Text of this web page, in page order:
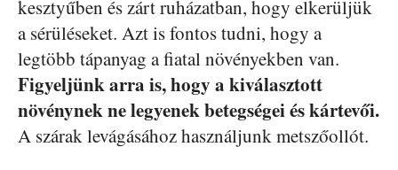
kesztyűben és zárt ruházatban, hogy elkerüljük
a sérüléseket. Azt is fontos tudni, hogy a
legtöbb tápanyag a fiatal növényekben van.
Figyeljünk arra is, hogy a kiválasztott
növénynek ne legyenek betegségei és kártevői.
A szárak levágásához használjunk metszőollót.